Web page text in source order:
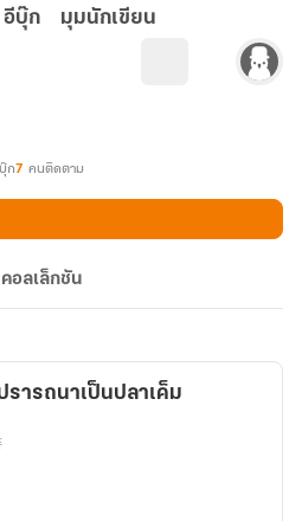
อีบุ๊ก มุมนักเขียน
ก7 คนติดตาม
คอลเล็กชัน
รารถนาเป็นปลาเค็ม